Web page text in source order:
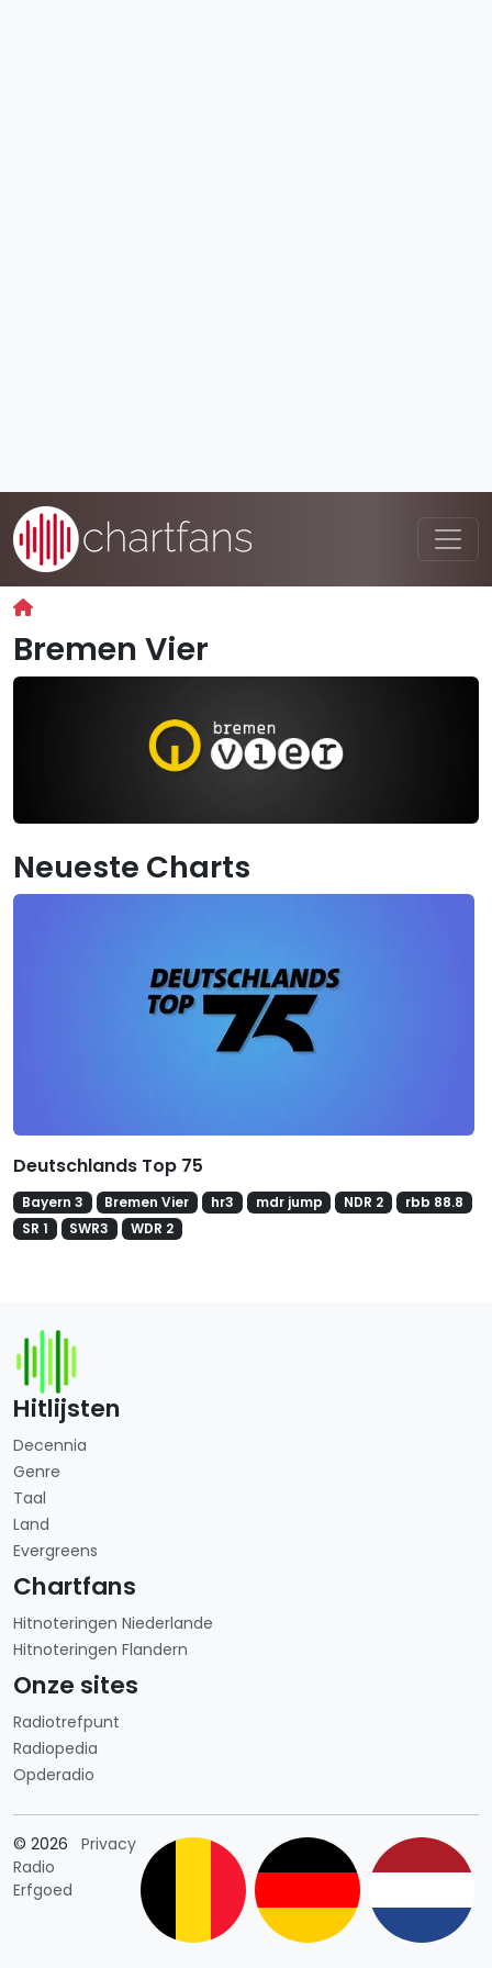
Bremen Vier
Neueste Charts
Deutschlands Top 75
Bayern 3 Bremen Vier hr3 mdr jump NDR 2
rbb 88.8
SR 1
SWR3 WDR 2
Hitlijsten
Decennia
Genre
Taal
Land
Evergreens
Chartfans
Hitnoteringen Niederlande
Hitnoteringen Flandern
Onze sites
Radiotrefpunt
Radiopedia
Opderadio
© 2026
Radio
Erfgoed
PrivacyLänderauswahl